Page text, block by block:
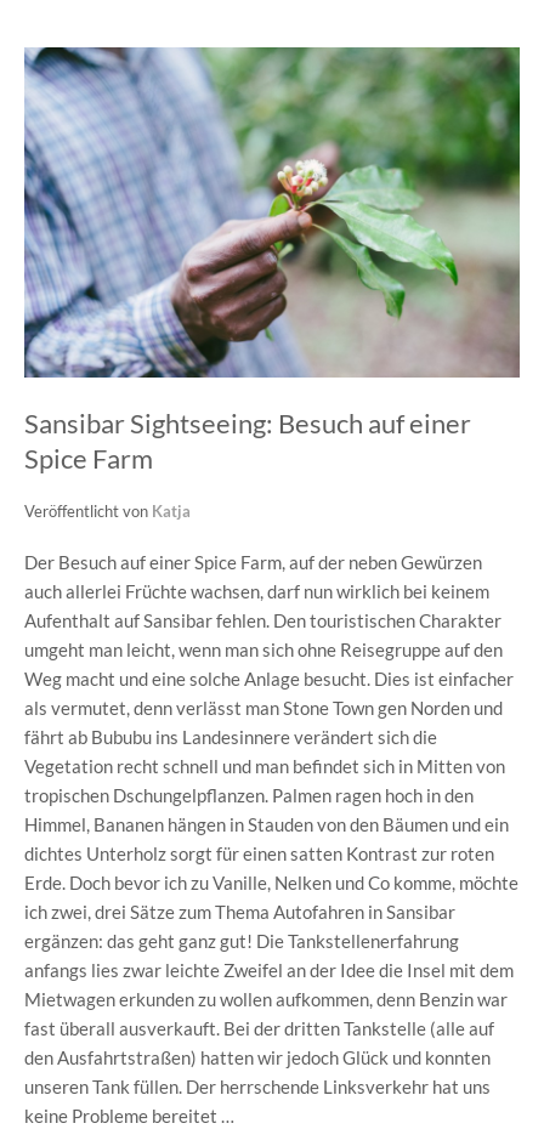
Sansibar Sightseeing: Besuch auf einer
Spice Farm
Veröffentlicht von Katja
Der Besuch auf einer Spice Farm, auf der neben Gewürzen
auch allerlei Früchte wachsen, darf nun wirklich bei keinem
Aufenthalt auf Sansibar fehlen. Den touristischen Charakter
umgeht man leicht, wenn man sich ohne Reisegruppe auf den
Weg macht und eine solche Anlage besucht. Dies ist einfacher
als vermutet, denn verlässt man Stone Town gen Norden und
fährt ab Bububu ins Landesinnere verändert sich die
Vegetation recht schnell und man befindet sich in Mitten von
tropischen Dschungelpflanzen. Palmen ragen hoch in den
Himmel, Bananen hängen in Stauden von den Bäumen und ein
dichtes Unterholz sorgt für einen satten Kontrast zur roten
Erde. Doch bevor ich zu Vanille, Nelken und Co komme, möchte
ich zwei, drei Sätze zum Thema Autofahren in Sansibar
ergänzen: das geht ganz gut! Die Tankstellenerfahrung
anfangs lies zwar leichte Zweifel an der Idee die Insel mit dem
Mietwagen erkunden zu wollen aufkommen, denn Benzin war
fast überall ausverkauft. Bei der dritten Tankstelle (alle auf
den Ausfahrtstraßen) hatten wir jedoch Glück und konnten
unseren Tank füllen. Der herrschende Linksverkehr hat uns
keine Probleme bereitet …